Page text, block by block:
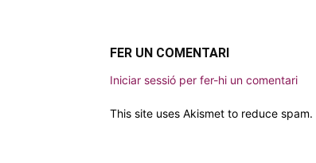
FER UN COMENTARI
Iniciar sessió per fer-hi un comentari
This site uses Akismet to reduce spam.